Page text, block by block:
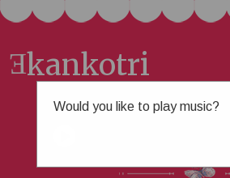
Would you like to play music?
Ekankotri